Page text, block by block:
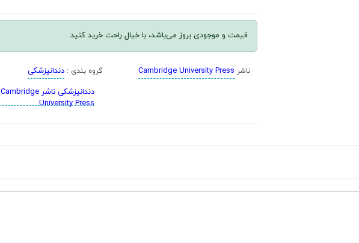
قیمت و موجودی بروز می‌باشد، با خیال راحت خرید کنید
ناشر Cambridge University Press گروه بندی :دندانپزشکی
دندانپزشکی ناشر Cambridge
University Press